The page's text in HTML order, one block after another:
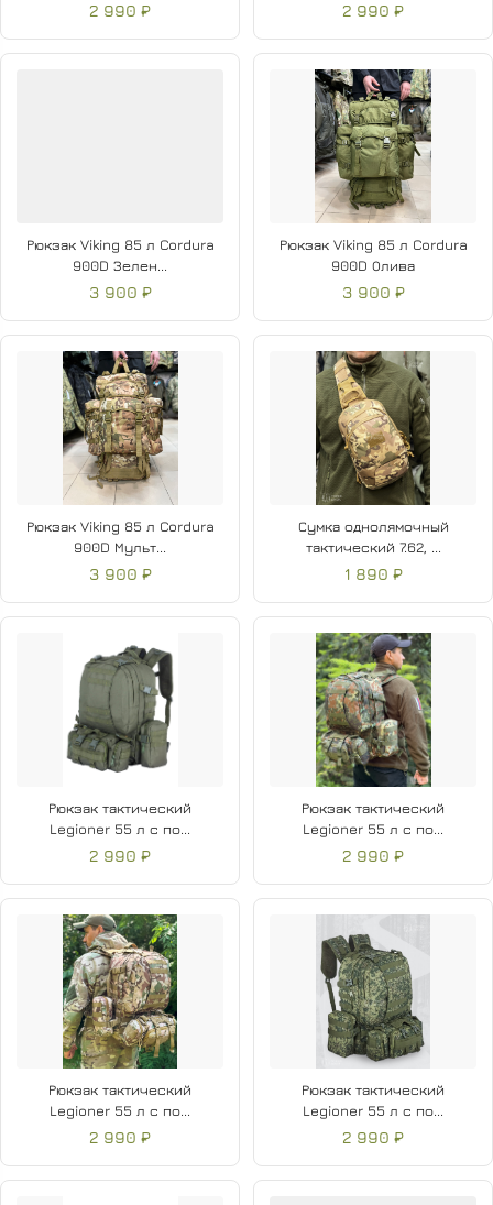
2 990 ₽ 2 990 ₽
Рюкзак Viking 85 л Cordura
900D Зелен...
3 900 ₽
Рюкзак Viking 85 л Cordura
900D Олива
3 900 ₽
Рюкзак Viking 85 л Cordura
900D Мульт...
3 900 ₽
Сумка однолямочный
тактический 7.62, ...
1 890 ₽
Рюкзак тактический
Legioner 55 л с по...
2 990 ₽
Рюкзак тактический
Legioner 55 л с по...
2 990 ₽
Рюкзак тактический
Legioner 55 л с по...
2 990 ₽
Рюкзак тактический
Legioner 55 л с по...
2 990 ₽